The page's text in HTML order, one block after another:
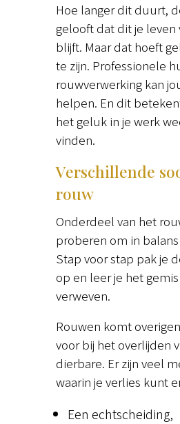
Hoe langer dit duurt,
gelooft dat dit je leven
blijft. Maar dat hoeft
te zijn. Professionele
rouwverwerking kan
helpen. En dit
het geluk in je werk
vinden.
Verschillende
rouw
Onderdeel van het
proberen om in
Stap voor stap pak je
op en leer je het
verweven.
Rouwen komt
voor bij het overlijden
dierbare. Er zijn veel
waarin je verlies kunt
Een echtscheiding,